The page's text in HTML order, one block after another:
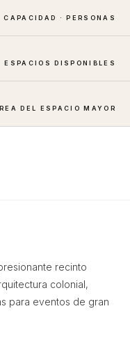
CAPACIDAD · PERSONAS
ESPACIOS DISPONIBLES
DEL ESPACIO MAYOR
recinto
colonial,
para eventos de gran